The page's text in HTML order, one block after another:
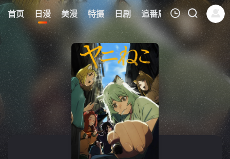
首页 日漫 美漫 特摄 日剧 追番周表 今日更新
0
我的观影记录
暂无观看影片的记录